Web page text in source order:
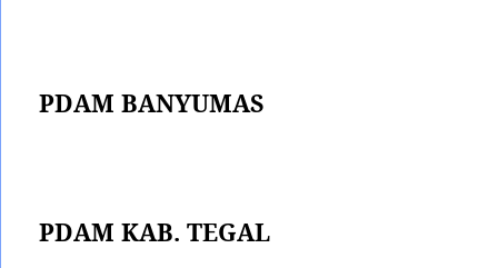
PDAM BANYUMAS
PDAM KAB. TEGAL